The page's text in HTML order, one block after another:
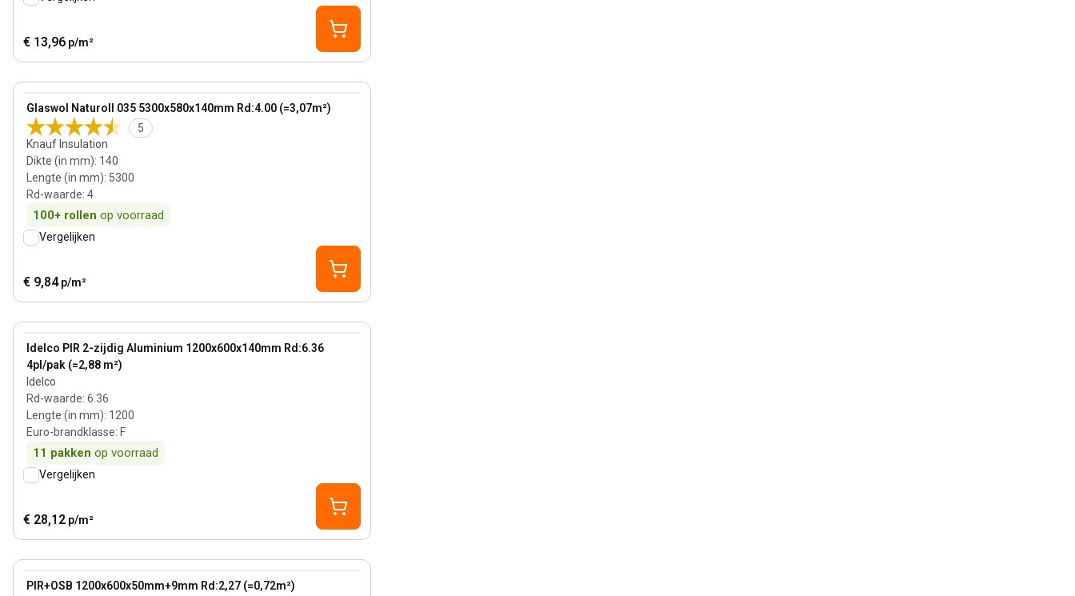
€ 13,96 p/m²
Bestseller
Glaswol Naturoll 035 5300x580x140mm Rd:4.00 (=3,07m²)
5
Knauf Insulation
Dikte (in mm): 140
Lengte (in mm): 5300
Rd-waarde: 4
100+ rollen op voorraad
View product
Vergelijken
€ 9,84 p/m²
Idelco PIR 2-zijdig Aluminium 1200x600x140mm Rd:6.36
4pl/pak (=2,88 m²)
Idelco
Rd-waarde: 6.36
Lengte (in mm): 1200
Euro-brandklasse: F
11 pakken op voorraad
View product
Vergelijken
€ 28,12 p/m²
PIR+OSB 1200x600x50mm+9mm Rd:2,27 (=0,72m²)
View product